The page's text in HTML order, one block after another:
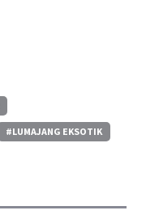
#LUMAJANG EKSOTIK